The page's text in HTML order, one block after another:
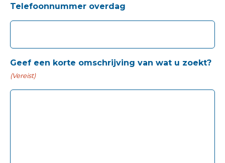
Telefoonnummer overdag
Geef een korte omschrijving van wat u zoekt?
(Vereist)